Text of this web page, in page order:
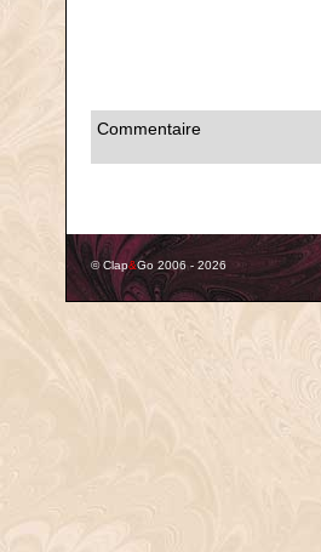
Commentaire
© Clap&Go 2006 - 2026